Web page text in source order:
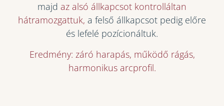
majd az alsó állkapcsot kontrolláltan
hátramozgattuk, a felső állkapcsot pedig előre
és lefelé pozícionáltuk.
Eredmény: záró harapás, működő rágás,
harmonikus arcprofil.